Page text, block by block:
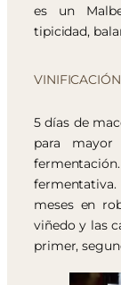
es un
tipicidad,
VINIFICACIÓN
5 días de
para
fermentativa.
meses en
viñedo y las
primer,